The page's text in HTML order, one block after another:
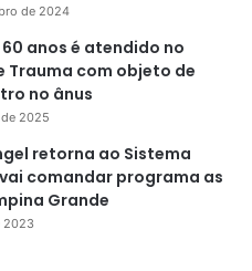
de 2024
anos é atendido no
Trauma com objeto de
no ânus
2025
retorna ao Sistema
comandar programa as
Grande
2023